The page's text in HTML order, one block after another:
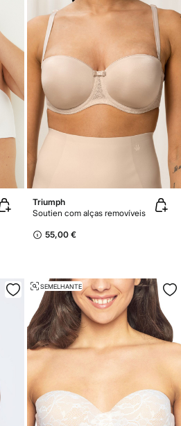
Triumph
Soutien com alças removíveis
55,00 €
SEMELHANTE